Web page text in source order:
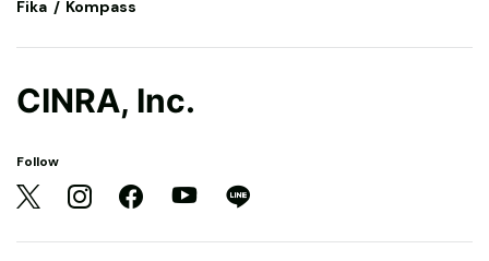
Fika Kompass
CINRA, Inc.
Follow